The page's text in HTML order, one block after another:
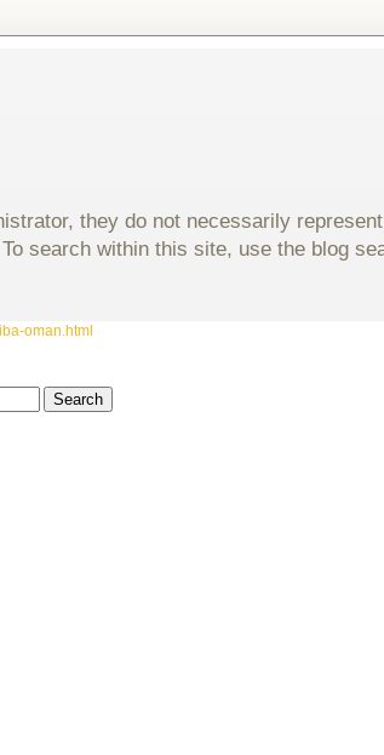
they do not necessarily
search within this site, use the blog
oman.html